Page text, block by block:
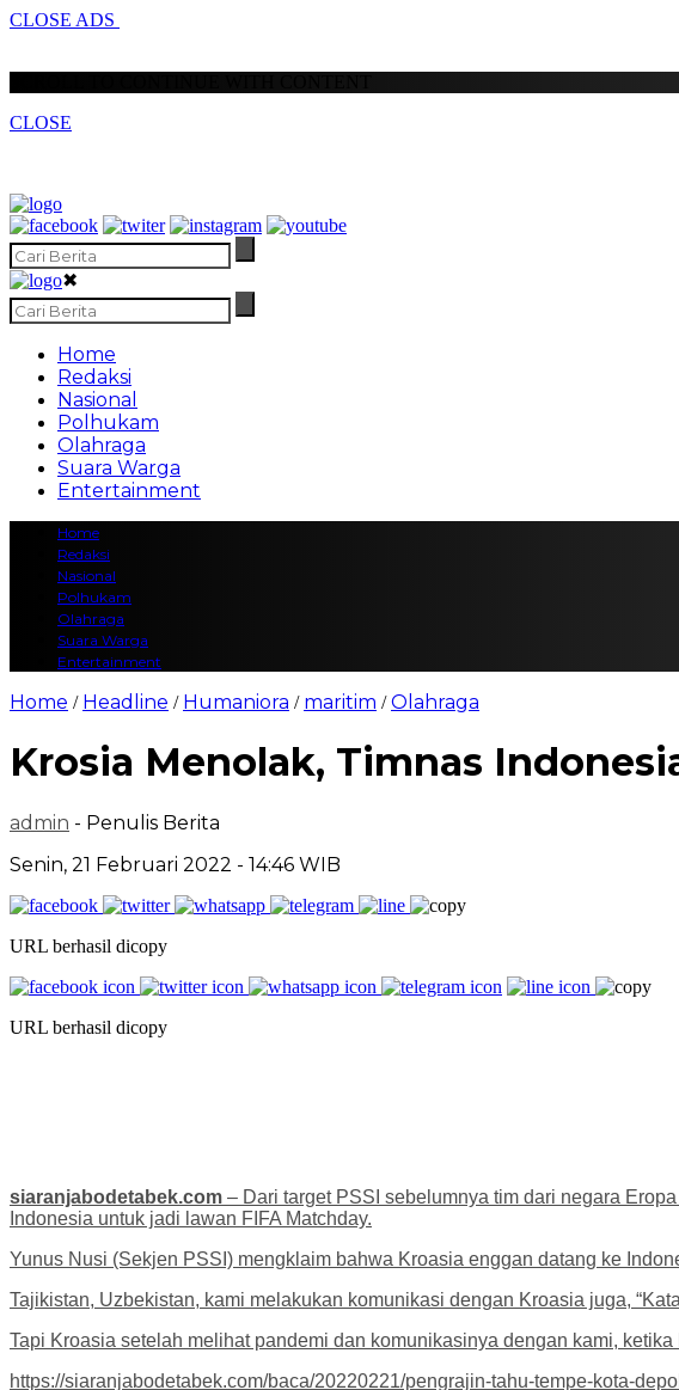
CLOSE ADS
CLOSE
✖
Home
Redaksi
Nasional
Polhukam
Olahraga
Suara Warga
Entertainment
Home
Redaksi
Nasional
Polhukam
Olahraga
Suara Warga
Entertainment
Home / Headline / Humaniora / maritim /Olahraga
Krosia Menolak, Timnas
admin - Penulis Berita
Senin, 21 Februari 2022 - 14:46 WIB
URL berhasil dicopy
URL berhasil dicopy
siaranjabodetabek.com – Dari target PSSI sebelumnya tim dari negara
Indonesia untuk jadi lawan FIFA Matchday.
Yunus Nusi (Sekjen PSSI) mengklaim bahwa Kroasia enggan datang ke
Tajikistan, Uzbekistan, kami melakukan komunikasi dengan Kroasia juga,
Tapi Kroasia setelah melihat pandemi dan komunikasinya dengan kami,
https://siaranjabodetabek.com/baca/20220221/pengrajin-tahu-tempe-kota-